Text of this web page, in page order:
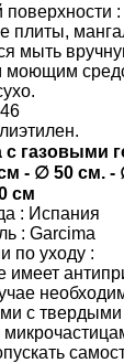
поверхности
плиты,
мыть
моющим
газовыми
- ∅ 50 см. -
см
: Испания
: Garcima
по уходу :
имеет
с